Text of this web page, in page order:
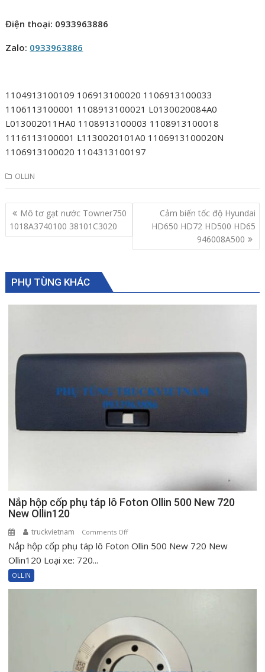
Điện thoại: 0933963886
Zalo: 0933963886
1104913100109 106913100020 1106913100033
1106113100001 1108913100021 L0130020084A0
L013002011HA0 1108913100003 1108913100018
1116113100001 L1130020101A0 1106913100020N
1106913100020 1104313100197
OLLIN
Post
navigation
Mô tơ gạt nước Towner750
1018A3740100 38101C3020
Cảm biến tốc độ Hyundai
HD650 HD72 HD500 HD65
946008A500
PHỤ TÙNG KHÁC
Nắp hộp cốp phụ táp lô Foton Ollin 500 New 720
New Ollin120
truckvietnam Comments Offon
Nắp
Ollin
500
Nắp hộp cốp phụ táp lô Foton Ollin 500 New 720 New
Ollin120 Loại xe: 720...
OLLIN